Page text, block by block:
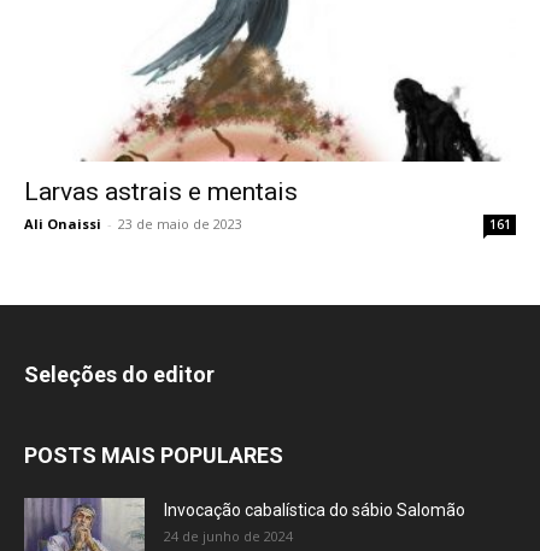
Larvas astrais e mentais
Ali Onaissi - 23 de maio de 2023 161
Seleções do editor
POSTS MAIS POPULARES
Invocação cabalística do sábio Salomão
24 de junho de 2024